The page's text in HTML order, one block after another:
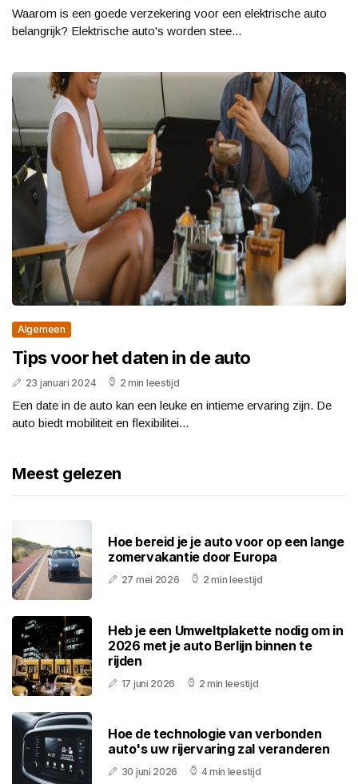
Waarom is een goede verzekering voor een elektrische auto
belangrijk? Elektrische auto's worden stee...
Algemeen
Tips voor het daten in de auto
23 januari 2024 2 min leestijd
Een date in de auto kan een leuke en intieme ervaring zijn. De
auto biedt mobiliteit en flexibilitei...
Meest gelezen
Hoe bereid je je auto voor op een lange
zomervakantie door Europa
27 mei 2026 2 min leestijd
Heb je een Umweltplakette nodig om in
2026 met je auto Berlijn binnen te
rijden
17 juni 2026 2 min leestijd
Hoe de technologie van verbonden
auto's uw rijervaring zal veranderen
30 juni 2026 4 min leestijd